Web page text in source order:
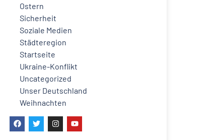
Ostern
Sicherheit
Soziale Medien
Städteregion
Startseite
Ukraine-Konflikt
Uncategorized
Unser Deutschland
Weihnachten